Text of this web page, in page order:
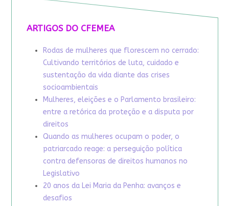
ARTIGOS DO CFEMEA
Rodas de mulheres que florescem no cerrado:
Cultivando territórios de luta, cuidado e
sustentação da vida diante das crises
socioambientais
Mulheres, eleições e o Parlamento brasileiro:
entre a retórica da proteção e a disputa por
direitos
Quando as mulheres ocupam o poder, o
patriarcado reage: a perseguição política
contra defensoras de direitos humanos no
Legislativo
20 anos da Lei Maria da Penha: avanços e
desafios